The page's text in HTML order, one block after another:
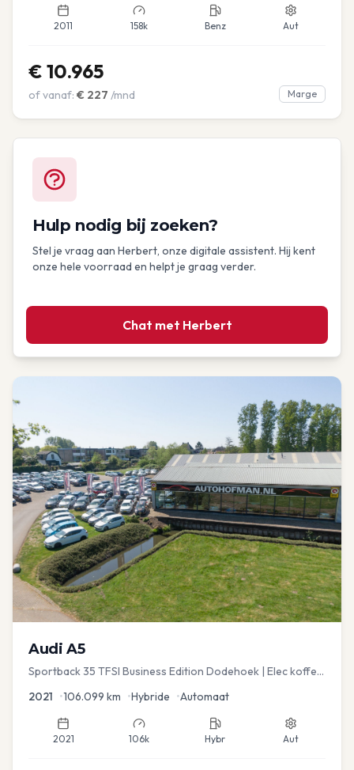
2011 158k Benz Aut
€ 10.965
of vanaf: € 227 /mnd Marge
Hulp nodig bij zoeken?
Stel je vraag aan Herbert, onze digitale assistent. Hij kent
onze hele voorraad en helpt je graag verder.
Chat met Herbert
Audi A5
Sportback 35 TFSI Business Edition Dodehoek | Elec koffer
2021 •106.099 km •Hybride •Automaat
2021 106k Hybr Aut